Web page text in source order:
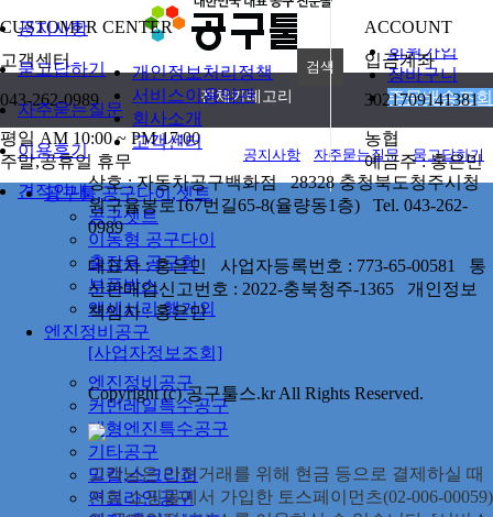
로그인
회원가입
장바구니
주문배송조회
전체카테고리
공지사항 자주묻는질문 묻고답하기
공구툴,공구다이,셋트
공구셋트
이동형 공구다이
출장용 공구함
부품박스
액세서리.행거외
엔진정비공구
엔진정비공구
커먼레일특수공구
대형엔진특수공구
기타공구
밀칼,스크리퍼
연료라인공구
CUSTOMER CENTER
고객센터
043-262-0989
평일 AM 10:00 ~ PM 17:00
주말,공휴일 휴무
ACCOUNT
입금계좌
3021709141381
농협
예금주 : 홍은민
공지사항
묻고답하기
자주묻는질문
이용후기
견적안내
개인정보처리정책
서비스이용약관
회사소개
고객센터
상호 : 자동차공구백화점 28328 충청북도청주시청
원구율봉로167번길65-8(율량동1층) Tel. 043-262-
0989
대표자 : 홍은민 사업자등록번호 : 773-65-00581 통
신판매업신고번호 : 2022-충북청주-1365 개인정보
책임자 : 홍은민
[사업자정보조회]
Copyright (c) 공구툴스.kr All Rights Reserved.
고객님은 안전거래를 위해 현금 등으로 결제하실 때
저희 쇼핑몰에서 가입한 토스페이먼츠(02-006-00059)